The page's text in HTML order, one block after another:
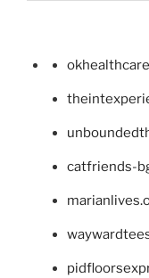
catfriends-